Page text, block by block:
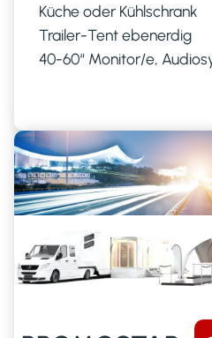
Küche oder Kühlschrank
Trailer-Tent ebenerdig
40-60“ Monitor/e,